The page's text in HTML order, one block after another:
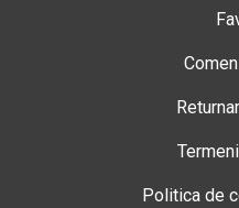
Politica de